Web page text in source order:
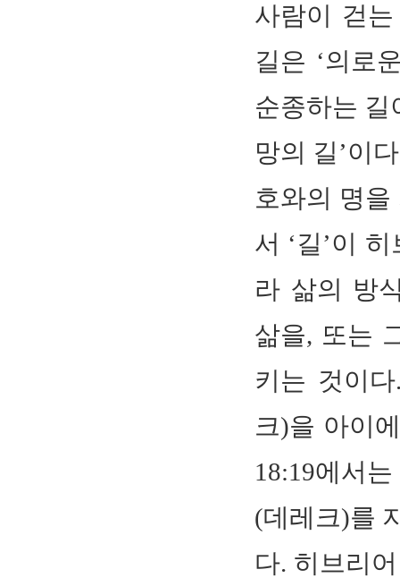
사람이 걷는
길은 ‘의로
순종하는 길
망의 길’이
호와의 명
서 ‘길’이
라 삶의 방
삶을, 또는
키는 것이
크)을 아이
18:19에서
(데레크)를
다. 히브리